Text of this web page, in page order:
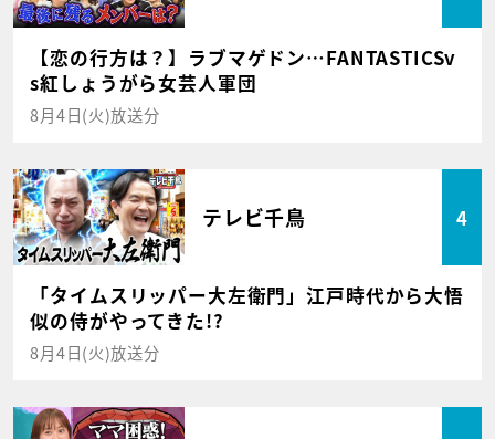
【恋の行方は？】ラブマゲドン…FANTASTICSv
s紅しょうがら女芸人軍団
8月4日(火)放送分
テレビ千鳥 4
「タイムスリッパー大左衛門」江戸時代から大悟
似の侍がやってきた!?
8月4日(火)放送分